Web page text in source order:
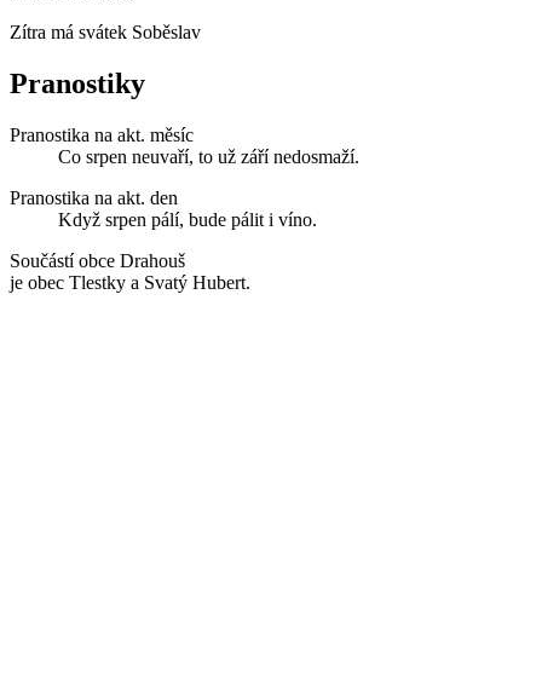
Zítra má svátek Soběslav
Pranostiky
Pranostika na akt. měsíc
Co srpen neuvaří, to už září nedosmaží.
Pranostika na akt. den
Když srpen pálí, bude pálit i víno.
Součástí obce Drahouš
je obec Tlestky a Svatý Hubert.